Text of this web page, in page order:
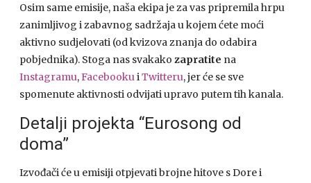
Osim same emisije, naša ekipa je za vas pripremila hrpu
zanimljivog i zabavnog sadržaja u kojem ćete moći
aktivno sudjelovati (od kvizova znanja do odabira
pobjednika). Stoga nas svakako zapratite na
Instagramu,FacebookuiTwitteru, jer će se sve
spomenute aktivnosti odvijati upravo putem tih kanala.
Detalji projekta “Eurosong od
doma”
Izvođači će u emisiji otpjevati brojne hitove s Dore i